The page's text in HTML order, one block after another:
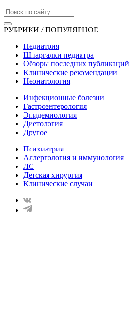
РУБРИКИ / ПОПУЛЯРНОЕ
Педиатрия
Шпаргалки педиатра
Обзоры последних публикаций
Клинические рекомендации
Неонатология
Инфекционные болезни
Гастроэнтерология
Эпидемиология
Диетология
Другое
Психиатрия
Аллергология и иммунология
ЛС
Детская хирургия
Клинические случаи